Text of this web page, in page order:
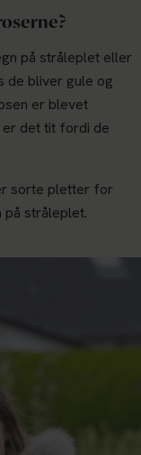
på stråleplet eller
de bliver gule og
er blevet
det tit fordi de
sorte pletter for
stråleplet.